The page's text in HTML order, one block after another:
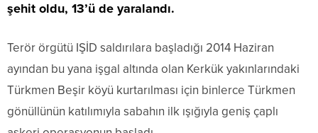
şehit oldu, 13’ü de yaralandı.
Terör örgütü IŞİD saldırılara başladığı 2014 Haziran
ayından bu yana işgal altında olan Kerkük yakınlarındaki
Türkmen Beşir köyü kurtarılması için binlerce Türkmen
gönüllünün katılımıyla sabahın ilk ışığıyla geniş çaplı